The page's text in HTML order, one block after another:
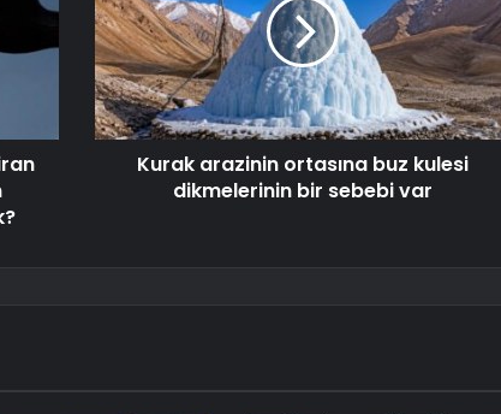
Kurak arazinin ortasına buz kulesi
dikmelerinin bir sebebi var